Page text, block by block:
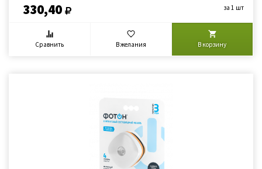
330,40 за 1 шт
Сравнить В желания В корзину